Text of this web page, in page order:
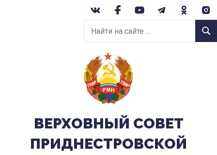
Найти
на
сайте:
ВЕРХОВНЫЙ CОВЕТ
ПРИДНЕСТРОВСКОЙ